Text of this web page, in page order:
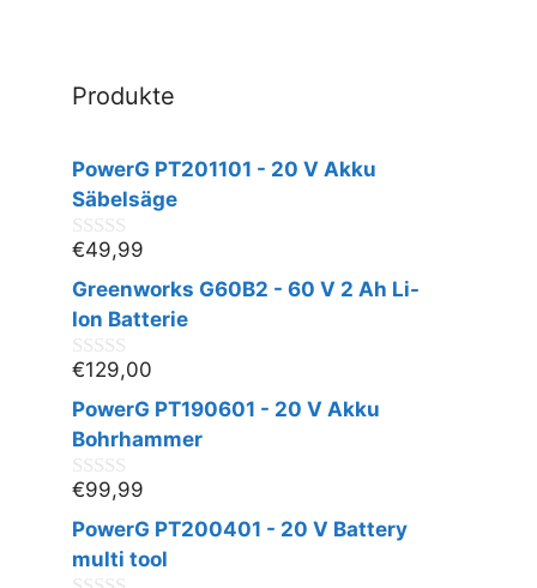
Produkte
PowerG PT201101 - 20 V Akku
Säbelsäge
0
v
o
n
€49,99
Greenworks G60B2 - 60 V 2 Ah Li-
Ion Batterie
0
v
o
n
€129,00
PowerG PT190601 - 20 V Akku
Bohrhammer
0
v
o
n
€99,99
PowerG PT200401 - 20 V Battery
multi tool